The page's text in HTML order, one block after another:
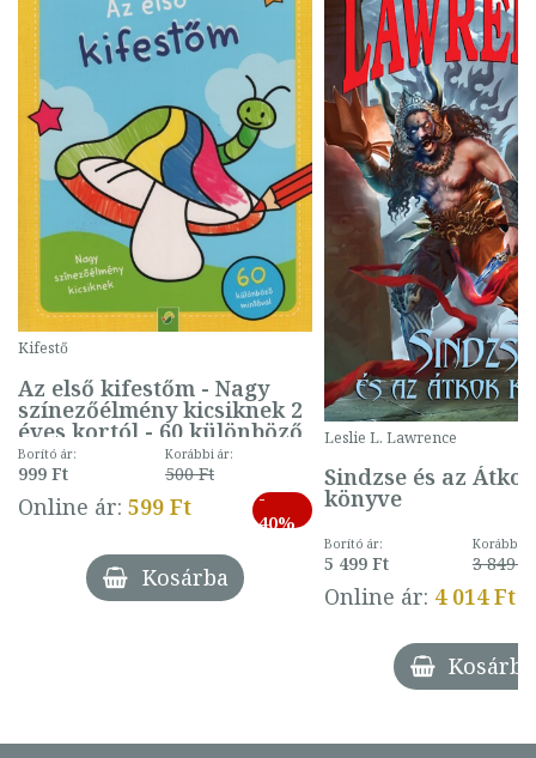
Kifestő
Az első kifestőm - Nagy
színezőélmény kicsiknek 2
éves kortól - 60 különböző
mintával (gombás)
Borító ár:
999 Ft
Korábbi ár:
500 Ft
Online ár: 599 Ft
-
40%
Kosárba
Leslie L. Lawrence
Sindzse és az Átkok
könyve
Borító ár:
5 499 Ft
Korábbi
3 849 Ft
Online ár: 4 014 Ft
Kosárba